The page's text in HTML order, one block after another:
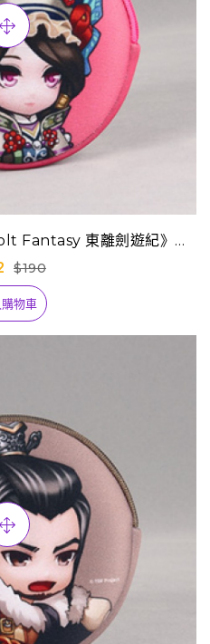
Fantasy 東離劍遊紀》Q
身包-丹翡
$190
物車